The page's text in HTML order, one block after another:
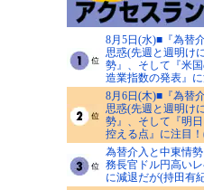
8月5日(水)■『為替
思惑(先週と週明け
勢』、そして『米
造業指数の発表』
8月6日(木)■『為替
思惑(先週と週明け
勢』、そして『明
控える点』に注目
為替介入と中東情
務長官ドル円高い
に減退だが(持田有